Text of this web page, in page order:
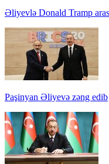
Əliyevlə Donald Tramp
Paşinyan Əliyevə zəng edib